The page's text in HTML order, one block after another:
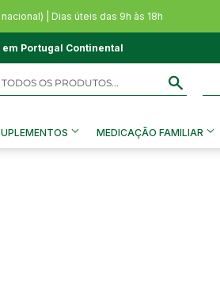
| Dias úteis das 9h às 18h
Portugal Continental
Pesquisar
MEDICAÇÃO FAMILIAR